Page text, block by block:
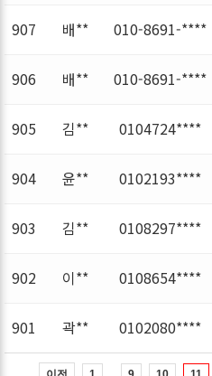
907 배** 010-8691-****
906 배** 010-8691-****
905 김** 0104724****
904 윤** 0102193****
903 김** 0108297****
902 이** 0108654****
901 곽** 0102080****